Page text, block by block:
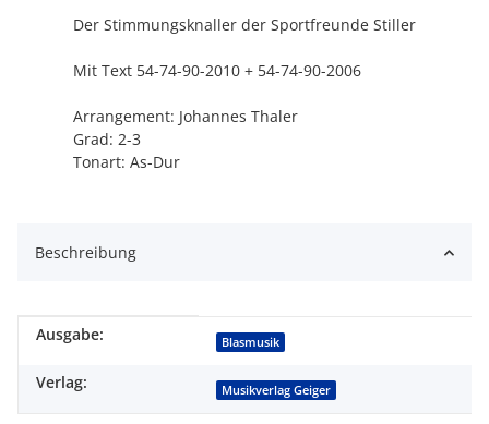
Der Stimmungsknaller der Sportfreunde Stiller
Mit Text 54-74-90-2010 + 54-74-90-2006
Arrangement: Johannes Thaler
Grad: 2-3
Tonart: As-Dur
Beschreibung
Produkteigenschaft
Wert
Ausgabe: Blasmusik
Verlag: Musikverlag Geiger